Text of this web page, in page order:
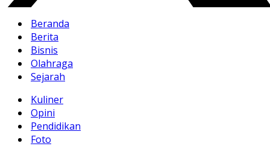
Beranda
Berita
Bisnis
Olahraga
Sejarah
Kuliner
Opini
Pendidikan
Foto